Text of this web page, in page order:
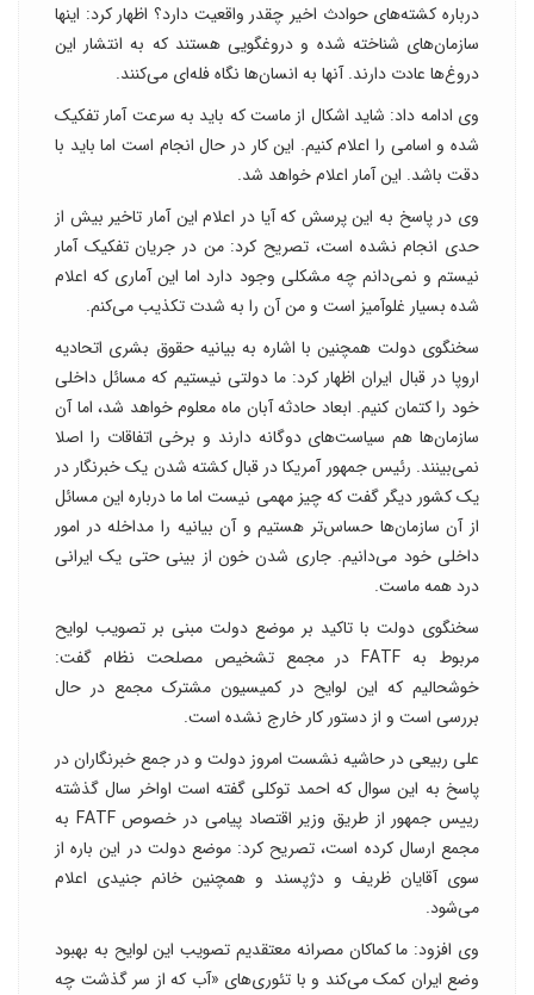
درباره کشته‌های حوادث اخیر چقدر واقعیت دارد؟ اظهار کرد: اینها
سازمان‌های شناخته شده و دروغگویی هستند که به انتشار این
دروغ‌ها عادت دارند. آنها به انسان‌ها نگاه فله‌ای می‌کنند.
وی ادامه داد: شاید اشکال از ماست که باید به سرعت آمار تفکیک
شده و اسامی را اعلام کنیم. این کار در حال انجام است اما باید با
دقت باشد. این آمار اعلام خواهد شد.
وی در پاسخ به این پرسش که آیا در اعلام این آمار تاخیر بیش از
حدی انجام نشده است، تصریح کرد: من در جریان تفکیک آمار
نیستم و نمی‌دانم چه مشکلی وجود دارد اما این آماری که اعلام
شده بسیار غلوآمیز است و من آن را به شدت تکذیب می‌کنم.
سخنگوی دولت همچنین با اشاره به بیانیه حقوق بشری اتحادیه
اروپا در قبال ایران اظهار کرد: ما دولتی نیستیم که مسائل داخلی
خود را کتمان کنیم. ابعاد حادثه آبان ماه معلوم خواهد شد، اما آن
سازمان‌ها هم سیاست‌های دوگانه دارند و برخی اتفاقات را اصلا
نمی‌بینند. رئیس جمهور آمریکا در قبال کشته شدن یک خبرنگار در
یک کشور دیگر گفت که چیز مهمی نیست اما ما درباره این مسائل
از آن سازمان‌ها حساس‌تر هستیم و آن بیانیه را مداخله در امور
داخلی خود می‌دانیم. جاری شدن خون از بینی حتی یک ایرانی
درد همه ماست.
سخنگوی دولت با تاکید بر موضع دولت مبنی بر تصویب لوایح
مربوط به FATF در مجمع تشخیص مصلحت نظام گفت:
خوشحالیم که این لوایح در کمیسیون مشترک مجمع در حال
بررسی است و از دستور کار خارج نشده است.
علی ربیعی در حاشیه نشست امروز دولت و در جمع خبرنگاران در
پاسخ به این سوال که احمد توکلی گفته است اواخر سال گذشته
رییس جمهور از طریق وزیر اقتصاد پیامی در خصوص FATF به
مجمع ارسال کرده است، تصریح کرد: موضع دولت در این باره از
سوی آقایان ظریف و دژپسند و همچنین خانم جنیدی اعلام
می‌شود.
وی افزود: ما کماکان مصرانه معتقدیم تصویب این لوایح به بهبود
وضع ایران کمک می‌کند و با تئوری‌های «آب که از سر گذشت چه